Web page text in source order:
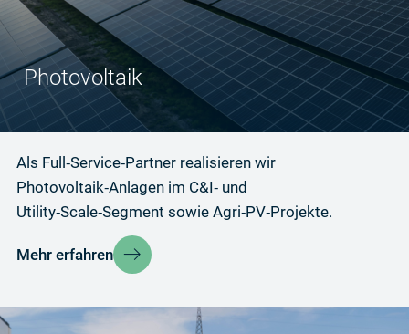
Photovoltaik
Als Full‑Service‑Partner realisieren wir
Photovoltaik‑Anlagen im C&I‑ und
Utility‑Scale‑Segment sowie Agri‑PV‑Projekte.
Mehr erfahren